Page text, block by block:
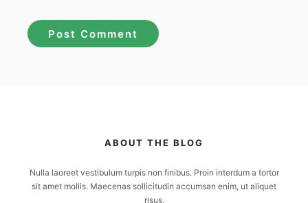
ABOUT THE BLOG
Nulla laoreet vestibulum turpis non finibus. Proin interdum a tortor
sit amet mollis. Maecenas sollicitudin accumsan enim, ut aliquet
risus.